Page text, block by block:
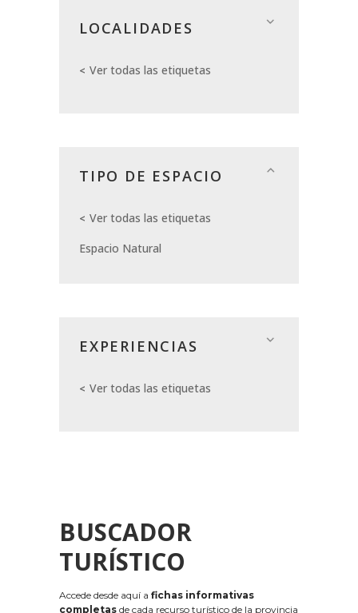
LOCALIDADES
Ver todas las etiquetas
TIPO DE ESPACIO
Ver todas las etiquetas
Espacio Natural
EXPERIENCIAS
Ver todas las etiquetas
BUSCADOR
TURÍSTICO
Accede desde aquí a fichas informativas
completas de cada recurso turístico de la provincia